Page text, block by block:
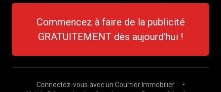
Commencez à faire de la publicité
GRATUITEMENT dès aujourd'hui !
Connectez-vous avec un Courtier Immobilier
•